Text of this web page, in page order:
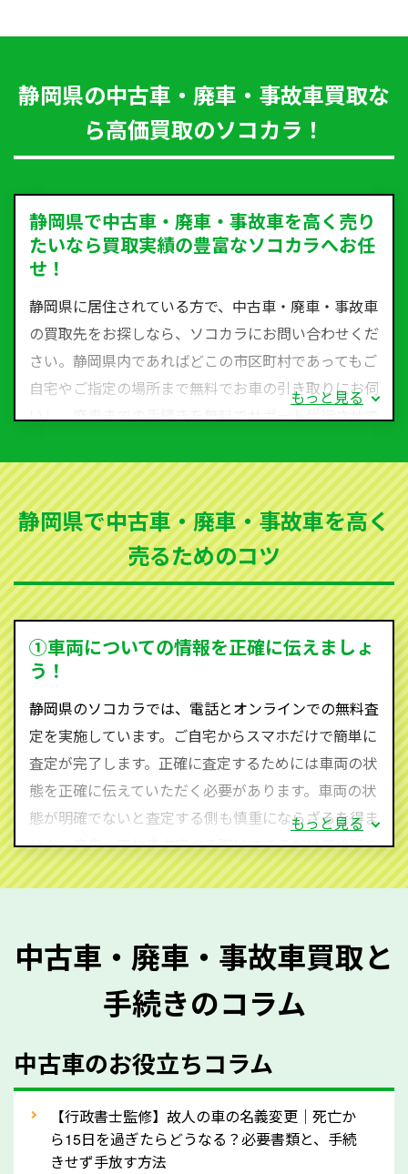
静岡県の中古車・廃車・事故車買取な
ら高価買取のソコカラ！
静岡県で中古車・廃車・事故車を高く売り
たいなら買取実績の豊富なソコカラへお任
せ！
静岡県に居住されている方で、中古車・廃車・事故車
の買取先をお探しなら、ソコカラにお問い合わせくだ
さい。静岡県内であればどこの市区町村であってもご
自宅やご指定の場所まで無料でお車の引き取りにお伺
いし、廃車までの手続きを無料でサポート代行させて
など動かない車、水害車、不動車、乗らなくなってし
まった車、車検が切れて動かすことができない車でも
買取可能です。
ソコカラは世界１１０か国に独自の販売ネットワーク
を持ち、国内に自社物流網、自社ヤードをもっている
ため、中間マージンがかかりません。だから高価買取
を実現し、お客様に利益を還元することができるので
す。
590-870）までお問い合わせ下さい。
査定・ご相談・見積もりはすべて無料で行います。安
心してお問い合わせください。
もっと見る
静岡県で中古車・廃車・事故車を高く
売るためのコツ
①車両についての情報を正確に伝えましょ
う！
静岡県のソコカラでは、電話とオンラインでの無料査
定を実施しています。ご自宅からスマホだけで簡単に
査定が完了します。正確に査定するためには車両の状
態を正確に伝えていただく必要があります。車両の状
態が明確でないと査定する側も慎重にならざるを得ま
せん。廃車・事故車査定する際はできるだけ車検証を
ご準備ください。車検証があることで車両状態や年式
質問させていただく内容は以下の通りとなります。
メーカー／車種
型式／グレード
走行距離（例：約〇万キロ）
車検の満了日
内装や外装の状態
もっと見る
中古車・廃車・事故車買取と
手続きのコラム
中古車のお役立ちコラム
【行政書士監修】故人の車の名義変更｜死亡か
ら15日を過ぎたらどうなる？必要書類と、手続
きせず手放す方法